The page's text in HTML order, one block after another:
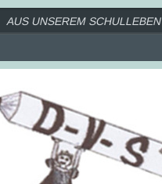
AUS UNSEREM SCHULLEBEN